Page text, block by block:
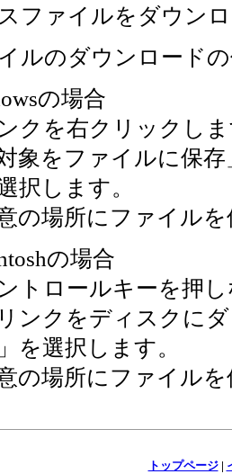
ファイルをダウン
ルのダウンロード
の場合
クを右クリックし
象をファイルに保
択します。
の場所にファイル
の場合
トロールキーを押
ンクをディスクに
を選択します。
の場所にファイル
トップページ|